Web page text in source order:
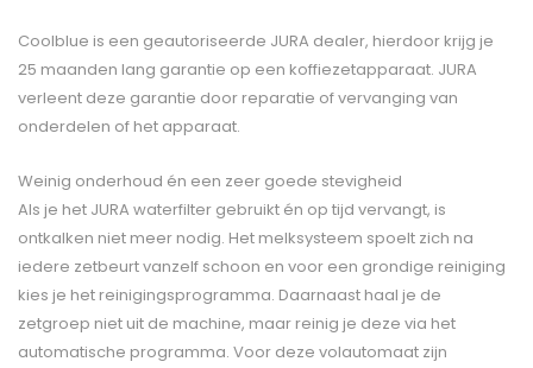
Coolblue is een geautoriseerde JURA dealer, hierdoor krijg je
25 maanden lang garantie op een koffiezetapparaat. JURA
verleent deze garantie door reparatie of vervanging van
onderdelen of het apparaat.
Weinig onderhoud én een zeer goede stevigheid
Als je het JURA waterfilter gebruikt én op tijd vervangt, is
ontkalken niet meer nodig. Het melksysteem spoelt zich na
iedere zetbeurt vanzelf schoon en voor een grondige reiniging
kies je het reinigingsprogramma. Daarnaast haal je de
zetgroep niet uit de machine, maar reinig je deze via het
automatische programma. Voor deze volautomaat zijn